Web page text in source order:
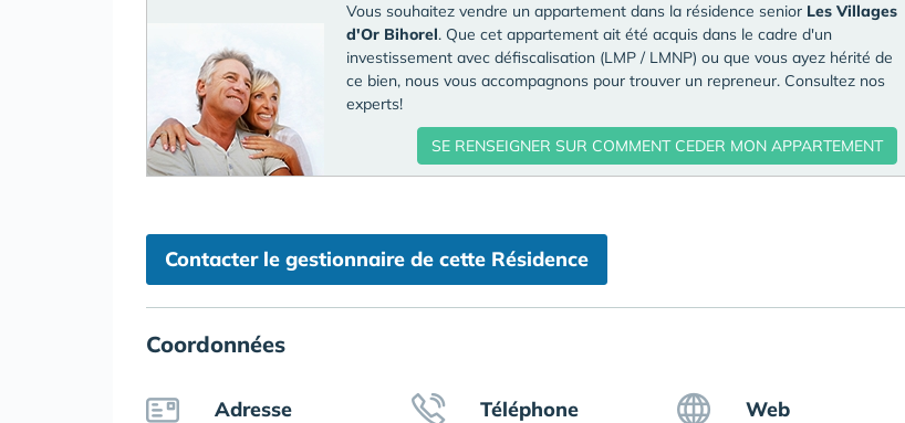
Vous souhaitez vendre un appartement dans la résidence senior Les Villages
d'Or Bihorel. Que cet appartement ait été acquis dans le cadre d'un
investissement avec défiscalisation (LMP / LMNP) ou que vous ayez hérité de
ce bien, nous vous accompagnons pour trouver un repreneur. Consultez nos
experts!
SE RENSEIGNER SUR COMMENT CEDER MON APPARTEMENT
Contacter le gestionnaire de cette Résidence
Coordonnées
Adresse Téléphone Web